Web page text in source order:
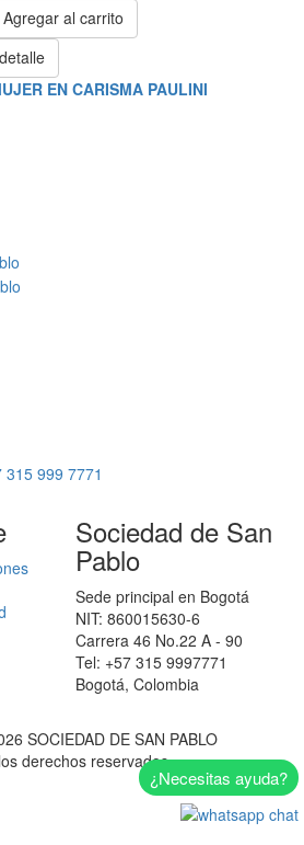
Agregar al carrito
EN CARISMA PAULINI
315 999 7771
Sociedad de San
Pablo
Sede principal en Bogotá
NIT: 860015630-6
Carrera 46 No.22 A - 90
Tel: +57 315 9997771
Bogotá, Colombia
SOCIEDAD DE SAN PABLO
derechos reservados
¿Necesitas ayuda?